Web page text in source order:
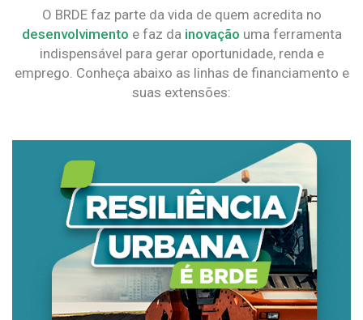
O BRDE faz parte da vida de quem acredita no
desenvolvimento e faz da inovação uma ferramenta
indispensável para gerar oportunidade, renda e
emprego. Conheça abaixo as linhas de financiamento e
suas extensões: